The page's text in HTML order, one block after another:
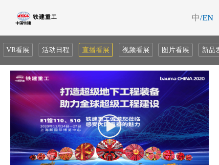
中/EN
VR看展 活动日程 直播看展 视频看展 图片看展 新品